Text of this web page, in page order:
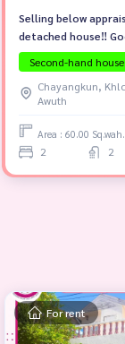
Selling below
detached house‼️
location, armory
Second-hand
Chayangkun,
Awuth
Area : 60.00 Sq.wah.
2 2
For rent